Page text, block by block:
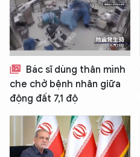
Bác sĩ dùng thân mình
che chở bệnh nhân giữa
động đất 7,1 độ